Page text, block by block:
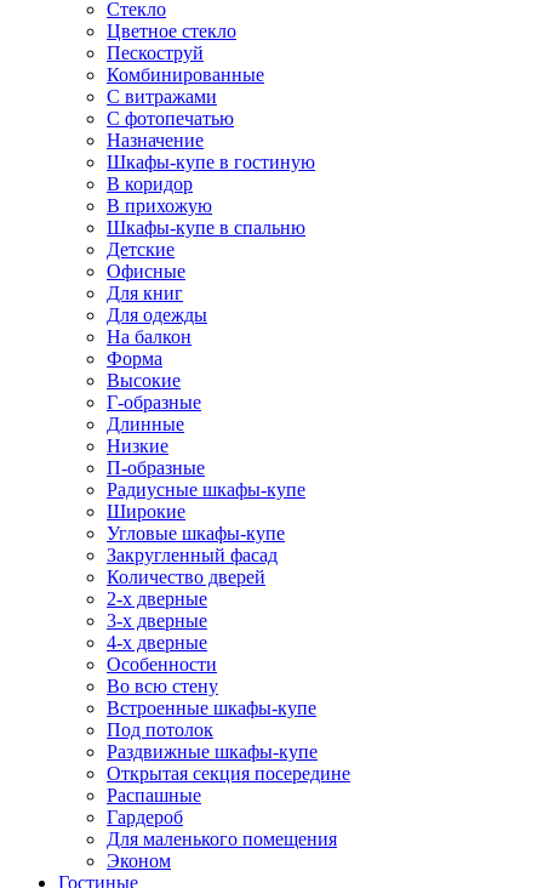
Стекло
Цветное стекло
Пескоструй
Комбинированные
С витражами
С фотопечатью
Назначение
Шкафы-купе в гостиную
В коридор
В прихожую
Шкафы-купе в спальню
Детские
Офисные
Для книг
Для одежды
На балкон
Форма
Высокие
Г-образные
Длинные
Низкие
П-образные
Радиусные шкафы-купе
Широкие
Угловые шкафы-купе
Закругленный фасад
Количество дверей
2-х дверные
3-х дверные
4-х дверные
Особенности
Во всю стену
Встроенные шкафы-купе
Под потолок
Раздвижные шкафы-купе
Открытая секция посередине
Распашные
Гардероб
Для маленького помещения
Эконом
Гостиные